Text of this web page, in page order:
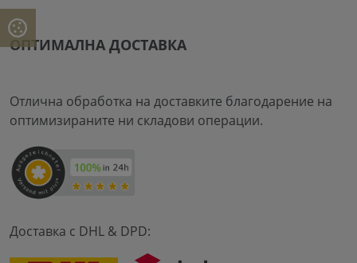
ОПТИМАЛНА ДОСТАВКА
Отлична обработка на доставките благодарение на
оптимизираните ни складови операции.
Доставка с DHL & DPD: